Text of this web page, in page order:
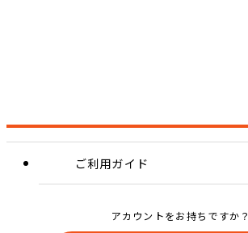
ご利用ガイド
アカウントをお持ちですか？